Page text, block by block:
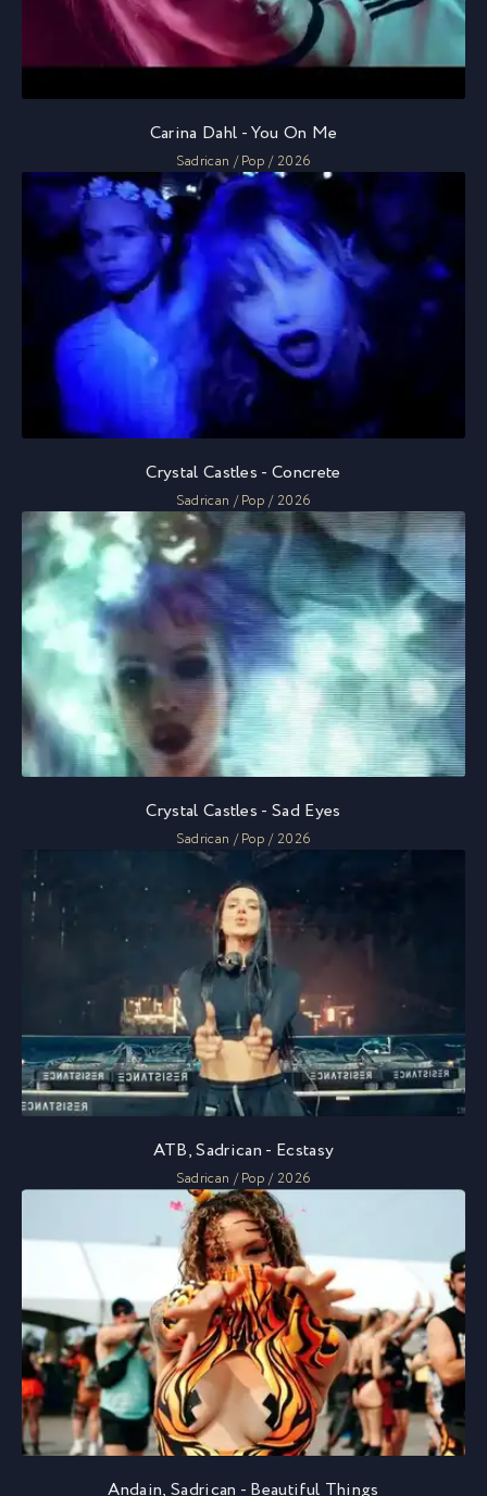
Carina Dahl - You On Me
Sadrican / Pop / 2026
Crystal Castles - Concrete
Sadrican / Pop / 2026
Crystal Castles - Sad Eyes
Sadrican / Pop / 2026
ATB, Sadrican - Ecstasy
Sadrican / Pop / 2026
Andain, Sadrican - Beautiful Things